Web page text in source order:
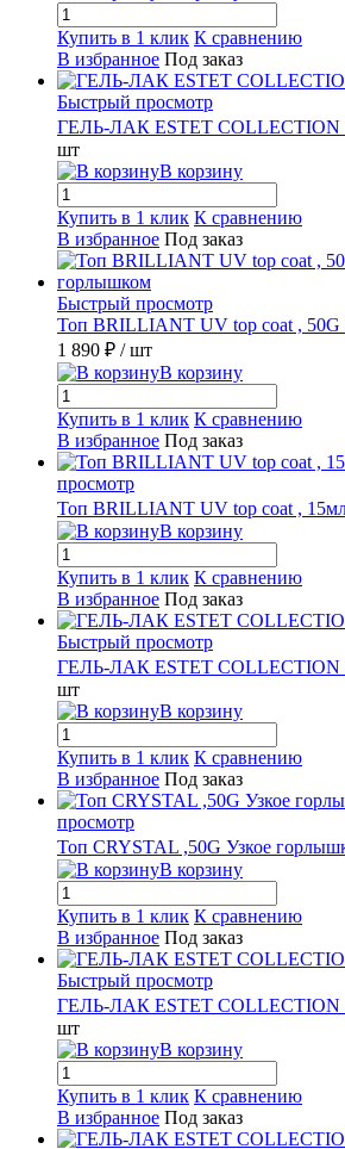
Купить в 1 клик К сравнению
В избранное Под заказ
Быстрый просмотр
ГЕЛЬ-ЛАК ESTET COLLECTION
шт
В корзину
Купить в 1 клик К сравнению
В избранное Под заказ
Быстрый просмотр
Топ BRILLIANT UV top coat , 50G
1 890 ₽ / шт
В корзину
Купить в 1 клик К сравнению
В избранное Под заказ
просмотр
Топ BRILLIANT UV top coat ,
В корзину
Купить в 1 клик К сравнению
В избранное Под заказ
Быстрый просмотр
ГЕЛЬ-ЛАК ESTET COLLECTION
шт
В корзину
Купить в 1 клик К сравнению
В избранное Под заказ
просмотр
Топ CRYSTAL ,50G Узкое
В корзину
Купить в 1 клик К сравнению
В избранное Под заказ
Быстрый просмотр
ГЕЛЬ-ЛАК ESTET COLLECTION
шт
В корзину
Купить в 1 клик К сравнению
В избранное Под заказ